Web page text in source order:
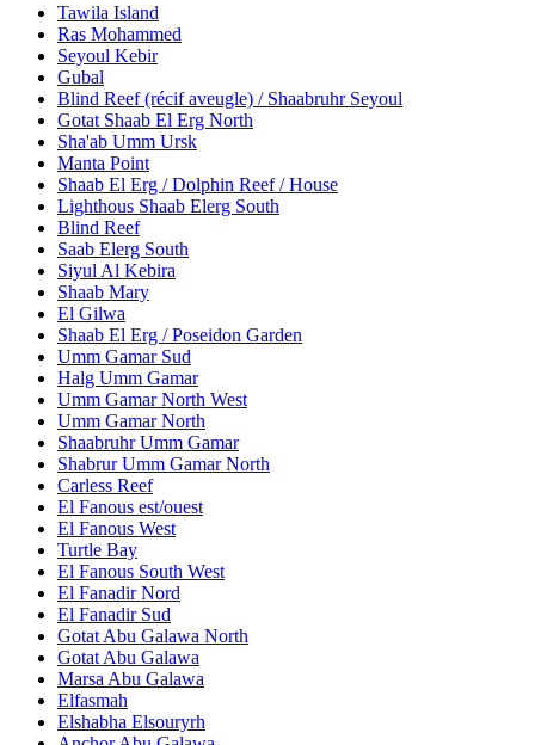
Tawila Island
Ras Mohammed
Seyoul Kebir
Gubal
Blind Reef (récif aveugle) / Shaabruhr Seyoul
Gotat Shaab El Erg North
Sha'ab Umm Ursk
Manta Point
Shaab El Erg / Dolphin Reef / House
Lighthous Shaab Elerg South
Blind Reef
Saab Elerg South
Siyul Al Kebira
Shaab Mary
El Gilwa
Shaab El Erg / Poseidon Garden
Umm Gamar Sud
Halg Umm Gamar
Umm Gamar North West
Umm Gamar North
Shaabruhr Umm Gamar
Shabrur Umm Gamar North
Carless Reef
El Fanous est/ouest
El Fanous West
Turtle Bay
El Fanous South West
El Fanadir Nord
El Fanadir Sud
Gotat Abu Galawa North
Gotat Abu Galawa
Marsa Abu Galawa
Elfasmah
Elshabha Elsouryrh